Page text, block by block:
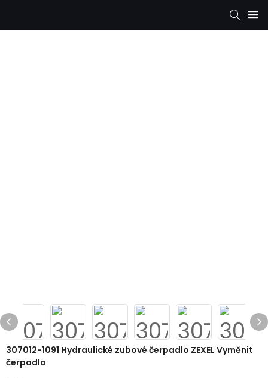
307012-1091 Hydraulické zubové čerpadlo ZEXEL Vyměnit
čerpadlo